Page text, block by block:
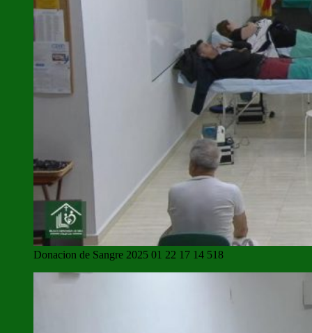
Donacion de Sangre 2025 01 22 17 14 518